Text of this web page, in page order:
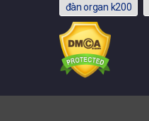
đàn organ k200